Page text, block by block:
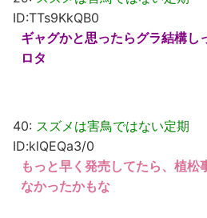
ID:TTs9KkQB0
ギャグかと思ったらグラ結構し
ロタ
40: スズメは害鳥ではない定期
ID:klQEQa3/0
もっと早く発売してたら、植松
なかったかもな